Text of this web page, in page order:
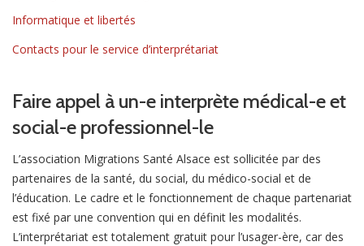
Informatique et libertés
Contacts pour le service d’interprétariat
Faire appel à un-e interprète médical-e et
social-e professionnel-le
L’association Migrations Santé Alsace est sollicitée par des
partenaires de la santé, du social, du médico-social et de
l’éducation. Le cadre et le fonctionnement de chaque partenariat
est fixé par une convention qui en définit les modalités.
L’interprétariat est totalement gratuit pour l’usager-ère, car des